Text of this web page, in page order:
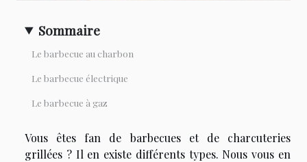
Sommaire
Le barbecue au charbon
Le barbecue électrique
Le barbecue à gaz
Vous êtes fan de barbecues et de charcuteries
grillées ? Il en existe différents types. Nous vous en